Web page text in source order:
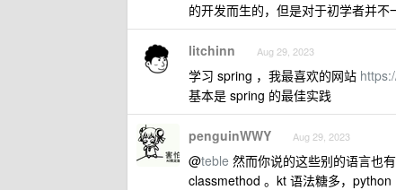
的开发而生的，但是对于初学者并不
litchinn Aug 29, 2023
学习 spring ，我最喜欢的网站
基本是 spring 的最佳实践
penguinWWY Aug 29, 2023
@teble 然而你说的这些别的语言也
classmethod 。kt 语法糖多，